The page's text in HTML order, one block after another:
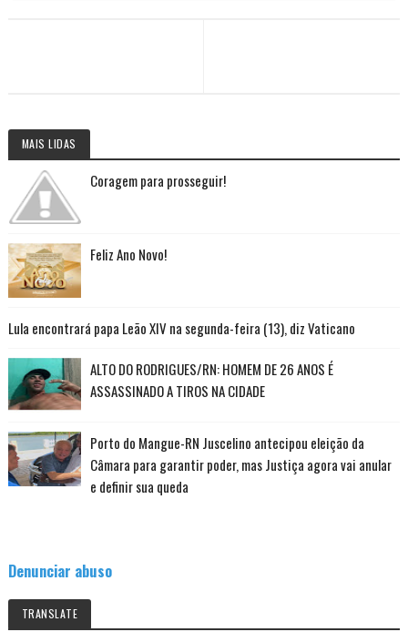
MAIS LIDAS
Coragem para prosseguir!
Feliz Ano Novo!
Lula encontrará papa Leão XIV na segunda-feira (13), diz Vaticano
ALTO DO RODRIGUES/RN: HOMEM DE 26 ANOS É
ASSASSINADO A TIROS NA CIDADE
Porto do Mangue-RN Juscelino antecipou eleição da
Câmara para garantir poder, mas Justiça agora vai anular
e definir sua queda
Denunciar abuso
TRANSLATE